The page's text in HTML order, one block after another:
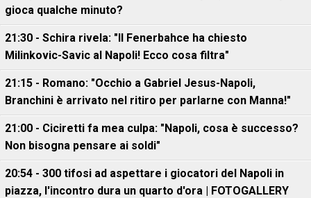
gioca qualche minuto?
21:30 - Schira rivela: "Il Fenerbahce ha chiesto
Milinkovic-Savic al Napoli! Ecco cosa filtra"
21:15 - Romano: "Occhio a Gabriel Jesus-Napoli,
Branchini è arrivato nel ritiro per parlarne con Manna!"
21:00 - Ciciretti fa mea culpa: "Napoli, cosa è successo?
Non bisogna pensare ai soldi"
20:54 - 300 tifosi ad aspettare i giocatori del Napoli in
piazza, l'incontro dura un quarto d'ora | FOTOGALLERY